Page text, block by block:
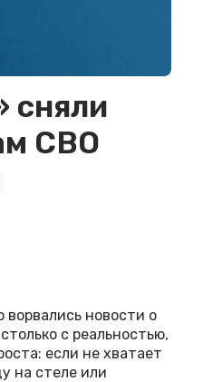
сняли
СВО
новости о
с реальностью,
если не хватает
на стеле или